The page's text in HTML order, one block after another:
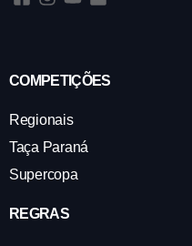
COMPETIÇÕES
Regionais
Taça Paraná
Supercopa
REGRAS